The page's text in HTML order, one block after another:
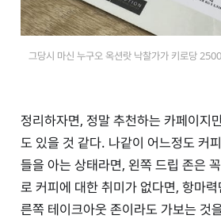
그당시 마신 누구오 옥션랏 낙찰가가 키로당
정리하자면, 정말 추천하는 카페이지
도 있을 것 같다. 나같이 어느정도 커
들을 아는 상태라면, 왼쪽 드립 존은
로 커피에 대한 취미가 없다면, 항마
른쪽 테이크아웃 존이라도 가보는 것